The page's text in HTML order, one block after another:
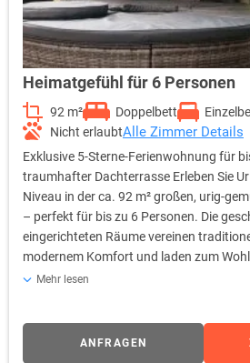
Heimatgefühl für 6 Personen
92 m² Doppelbett
Nicht erlaubtAlle Zimmer Details
Exklusive 5-Sterne-Ferienwohnung für
traumhafter Dachterrasse Erleben Sie
Niveau in der ca. 92 m² großen, urig-
– perfekt für bis zu 6 Personen. Die
eingerichteten Räume vereinen
modernem Komfort und laden zum
auf drei Schlafzimmer. Das absolute
Panoramablick auf den Hausberg der
markanten Kirchturmspitzen, die
Mehr lesen
ANFRAGEN